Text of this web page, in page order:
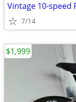
Vintage 10-speed
7/14
$1,999